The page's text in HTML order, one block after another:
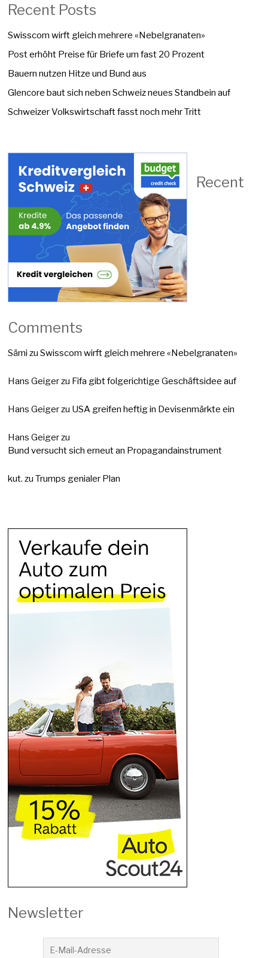
Recent Posts
Swisscom wirft gleich mehrere «Nebelgranaten»
Post erhöht Preise für Briefe um fast 20 Prozent
Bauern nutzen Hitze und Bund aus
Glencore baut sich neben Schweiz neues Standbein auf
Schweizer Volkswirtschaft fasst noch mehr Tritt
Recent
Comments
Sämi zuSwisscom wirft gleich mehrere «Nebelgranaten»
Hans Geigerzu Fifa gibt folgerichtige Geschäftsidee auf
Hans Geigerzu USA greifen heftig in Devisenmärkte ein
Hans Geigerzu
Bund versucht sich erneut an Propagandainstrument
kut. zuTrumps genialer Plan
Newsletter